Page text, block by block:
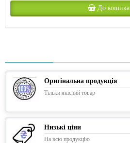
До кошика
Оригінальна продукція
Тільки якісний товар
Низькі ціни
На всю продукцію